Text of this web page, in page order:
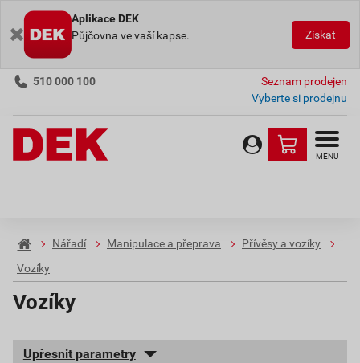
Aplikace DEK
Půjčovna ve vaší kapse.
Získat
510 000 100
Seznam prodejen
Vyberte si prodejnu
MENU
Nářadí Manipulace a přeprava
Přívěsy a vozíky
Vozíky
Vozíky
Upřesnit parametry